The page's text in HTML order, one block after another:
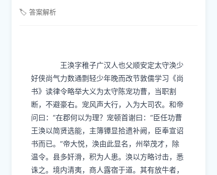
🏷️ 答案解析
王涣字稚子广汉人也父顺安定太守涣少
好侠尚气力数通剽轻少年晚而改节敦儒学习《尚
书》读律令略举大义为太守陈宠功曹，当职割
断，不避豪右。宠风声大行，入为大司农。和帝
问曰：“在郡何以为理？宠顿首谢曰：“臣任功曹
王涣以简贤选能，主簿镡显拾遗补阙，臣奉宣诏
书而已。”帝大悦，涣由此显名，州举茂才，除
温令。县多奸滑，积为人患。涣以方略讨击，悉
诛之。境内清夷，商人露宿于道。其有放牛者，